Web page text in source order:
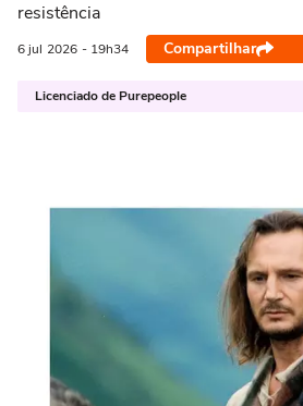
resistência
6 jul 2026 - 19h34 Compartilhar
Licenciado de Purepeople